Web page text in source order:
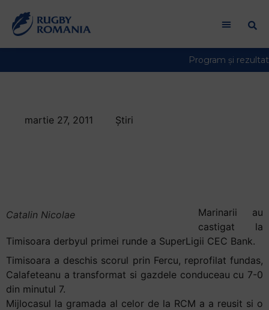
martie 27, 2011 Știri
Catalin Nicolae
Marinarii au
castigat la
Timisoara derbyul primei runde a SuperLigii CEC Bank.
Timisoara a deschis scorul prin Fercu, reprofilat fundas,
Calafeteanu a transformat si gazdele conduceau cu 7-0
din minutul 7.
Mijlocasul la gramada al celor de la RCM a a reusit si o